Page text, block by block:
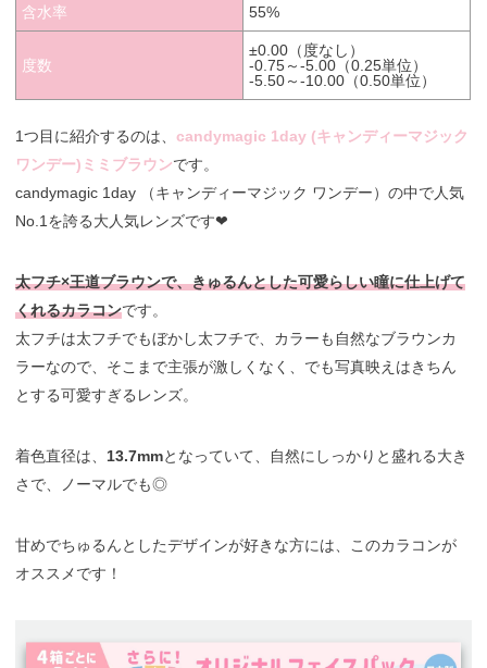
含水率 55%
度数
±0.00（度なし）
-0.75～-5.00（0.25単位）
-5.50～-10.00（0.50単位）
1つ目に紹介するのは、candymagic 1day (キャンディーマジック
ワンデー)ミミブラウンです。
candymagic 1day （キャンディーマジック ワンデー）の中で人気
No.1を誇る大人気レンズです❤︎
太フチ×王道ブラウンで、きゅるんとした可愛らしい瞳に仕上げて
くれるカラコンです。
太フチは太フチでもぼかし太フチで、カラーも自然なブラウンカ
ラーなので、そこまで主張が激しくなく、でも写真映えはきちん
とする可愛すぎるレンズ。
着色直径は、13.7mmとなっていて、自然にしっかりと盛れる大き
さで、ノーマルでも◎
甘めでちゅるんとしたデザインが好きな方には、このカラコンが
オススメです！